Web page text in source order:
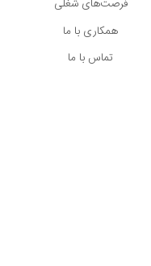
فرصت‌های شغلی
همکاری با ما
تماس با ما